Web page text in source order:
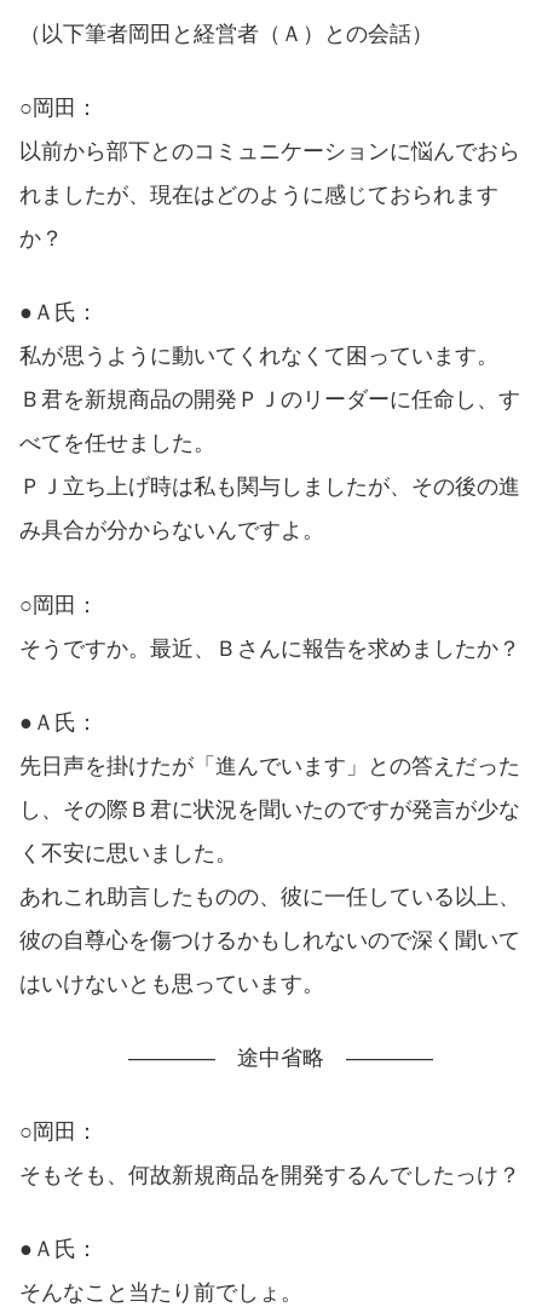
（以下筆者岡田と経営者（Ａ）との会話）
○岡田：
以前から部下とのコミュニケーションに悩んでおら
れましたが、現在はどのように感じておられます
か？
●Ａ氏：
私が思うように動いてくれなくて困っています。
Ｂ君を新規商品の開発ＰＪのリーダーに任命し、す
べてを任せました。
ＰＪ立ち上げ時は私も関与しましたが、その後の進
み具合が分からないんですよ。
○岡田：
そうですか。最近、Ｂさんに報告を求めましたか？
●Ａ氏：
先日声を掛けたが「進んでいます」との答えだった
し、その際Ｂ君に状況を聞いたのですが発言が少な
く不安に思いました。
あれこれ助言したものの、彼に一任している以上、
彼の自尊心を傷つけるかもしれないので深く聞いて
はいけないとも思っています。
———— 途中省略 ————
○岡田：
そもそも、何故新規商品を開発するんでしたっけ？
●Ａ氏：
そんなこと当たり前でしょ。